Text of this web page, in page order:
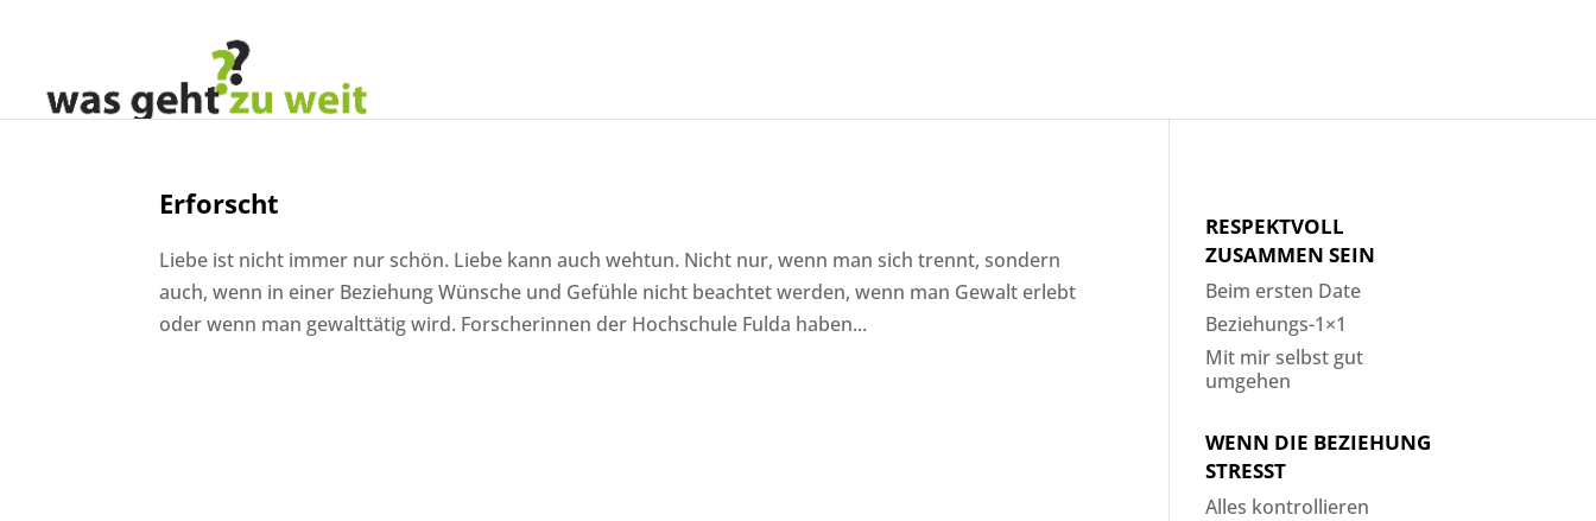
Erforscht
Liebe ist nicht immer nur schön. Liebe kann auch wehtun. Nicht nur, wenn man sich trennt, sondern
auch, wenn in einer Beziehung Wünsche und Gefühle nicht beachtet werden, wenn man Gewalt erlebt
oder wenn man gewalttätig wird. Forscherinnen der Hochschule Fulda haben...
RESPEKTVOLL
ZUSAMMEN SEIN
Beim ersten Date
Beziehungs-1×1
Mit mir selbst gut
umgehen
WENN DIE BEZIEHUNG
STRESST
Alles kontrollieren